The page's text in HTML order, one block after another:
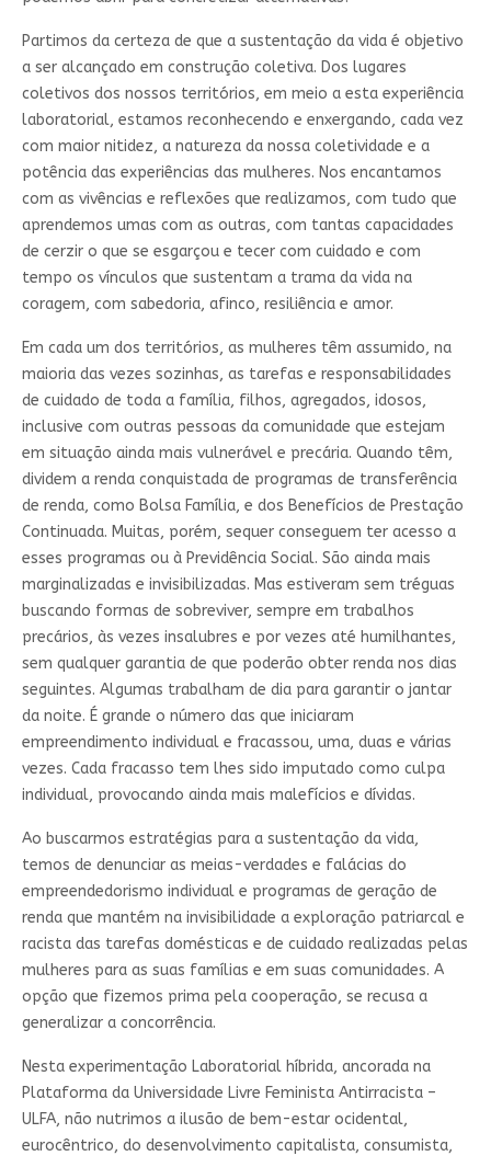
Partimos da certeza de que a sustentação da vida é objetivo
a ser alcançado em construção coletiva. Dos lugares
coletivos dos nossos territórios, em meio a esta experiência
laboratorial, estamos reconhecendo e enxergando, cada vez
com maior nitidez, a natureza da nossa coletividade e a
potência das experiências das mulheres. Nos encantamos
com as vivências e reflexões que realizamos, com tudo que
aprendemos umas com as outras, com tantas capacidades
de cerzir o que se esgarçou e tecer com cuidado e com
tempo os vínculos que sustentam a trama da vida na
coragem, com sabedoria, afinco, resiliência e amor.
Em cada um dos territórios, as mulheres têm assumido, na
maioria das vezes sozinhas, as tarefas e responsabilidades
de cuidado de toda a família, filhos, agregados, idosos,
inclusive com outras pessoas da comunidade que estejam
em situação ainda mais vulnerável e precária. Quando têm,
dividem a renda conquistada de programas de transferência
de renda, como Bolsa Família, e dos Benefícios de Prestação
Continuada. Muitas, porém, sequer conseguem ter acesso a
esses programas ou à Previdência Social. São ainda mais
marginalizadas e invisibilizadas. Mas estiveram sem tréguas
buscando formas de sobreviver, sempre em trabalhos
precários, às vezes insalubres e por vezes até humilhantes,
sem qualquer garantia de que poderão obter renda nos dias
seguintes. Algumas trabalham de dia para garantir o jantar
da noite. É grande o número das que iniciaram
empreendimento individual e fracassou, uma, duas e várias
vezes. Cada fracasso tem lhes sido imputado como culpa
individual, provocando ainda mais malefícios e dívidas.
Ao buscarmos estratégias para a sustentação da vida,
temos de denunciar as meias-verdades e falácias do
empreendedorismo individual e programas de geração de
renda que mantém na invisibilidade a exploração patriarcal e
racista das tarefas domésticas e de cuidado realizadas pelas
mulheres para as suas famílias e em suas comunidades. A
opção que fizemos prima pela cooperação, se recusa a
generalizar a concorrência.
Nesta experimentação Laboratorial híbrida, ancorada na
Plataforma da Universidade Livre Feminista Antirracista –
ULFA, não nutrimos a ilusão de bem-estar ocidental,
eurocêntrico, do desenvolvimento capitalista, consumista,